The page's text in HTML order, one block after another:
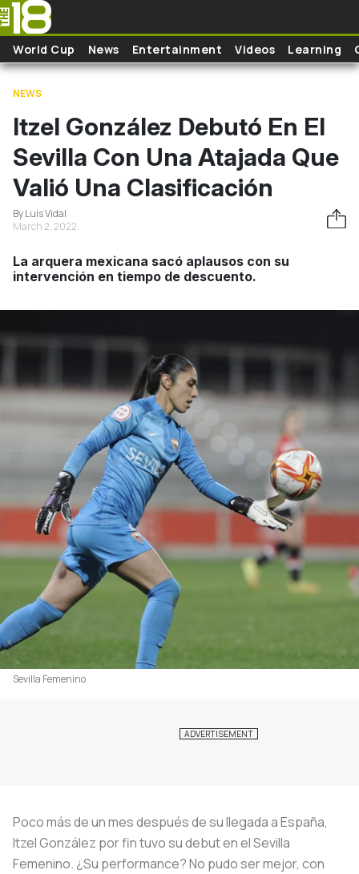
Skip to main content
World Cup News Entertainment Videos Learning
NEWS
Itzel González Debutó En El
Sevilla Con Una Atajada Que
Valió Una Clasificación
By Luis Vidal
March 2, 2022
La arquera mexicana sacó aplausos con su
intervención en tiempo de descuento.
Sevilla Femenino
Poco más de un mes después de su llegada a España,
Itzel González por fin tuvo su debut en el Sevilla
Femenino. ¿Su performance? No pudo ser mejor, con